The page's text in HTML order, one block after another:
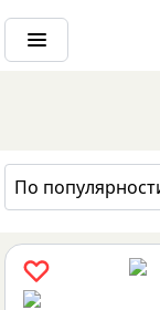
По
ГЛАВНАЯ